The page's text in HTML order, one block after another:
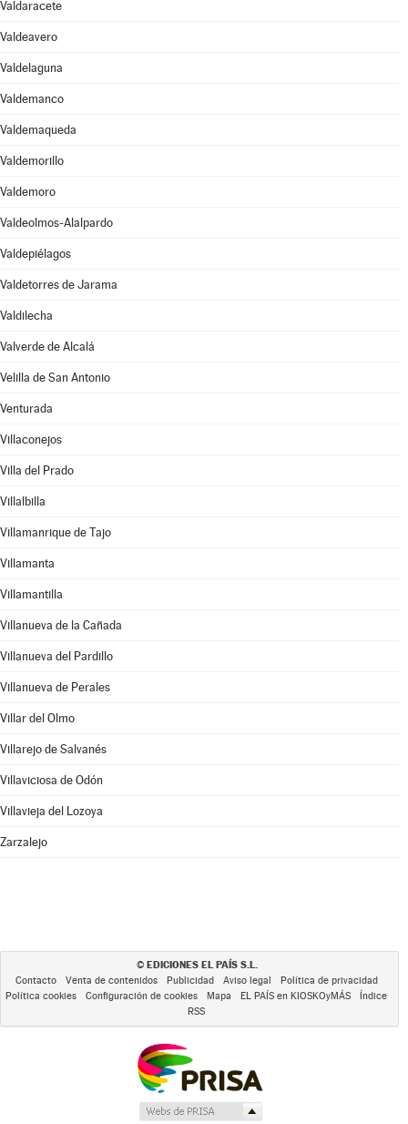
Valdaracete
Valdeavero
Valdelaguna
Valdemanco
Valdemaqueda
Valdemorillo
Valdemoro
Valdeolmos-Alalpardo
Valdepiélagos
Valdetorres de Jarama
Valdilecha
Valverde de Alcalá
Velilla de San Antonio
Venturada
Villaconejos
Villa del Prado
Villalbilla
Villamanrique de Tajo
Villamanta
Villamantilla
Villanueva de la Cañada
Villanueva del Pardillo
Villanueva de Perales
Villar del Olmo
Villarejo de Salvanés
Villaviciosa de Odón
Villavieja del Lozoya
Zarzalejo
© EDICIONES EL PAÍS S.L.
Contacto Venta de contenidos Publicidad Aviso legal
Política de privacidad
Política cookies
Configuración de cookies Mapa EL PAÍS en KIOSKOyMÁS
Índice
RSS